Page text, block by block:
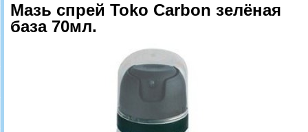
Мазь спрей Toko Carbon зелёная
база 70мл.